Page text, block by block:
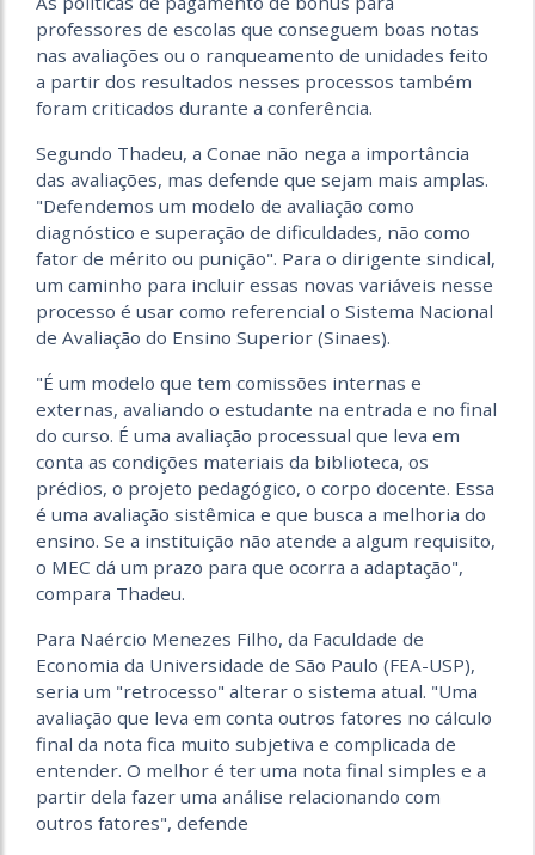
professores de escolas que conseguem boas notas
nas avaliações ou o ranqueamento de unidades feito
a partir dos resultados nesses processos também
foram criticados durante a conferência.
Segundo Thadeu, a Conae não nega a importância
das avaliações, mas defende que sejam mais amplas.
"Defendemos um modelo de avaliação como
diagnóstico e superação de dificuldades, não como
fator de mérito ou punição". Para o dirigente sindical,
um caminho para incluir essas novas variáveis nesse
processo é usar como referencial o Sistema Nacional
de Avaliação do Ensino Superior (Sinaes).
"É um modelo que tem comissões internas e
externas, avaliando o estudante na entrada e no final
do curso. É uma avaliação processual que leva em
conta as condições materiais da biblioteca, os
prédios, o projeto pedagógico, o corpo docente. Essa
é uma avaliação sistêmica e que busca a melhoria do
ensino. Se a instituição não atende a algum requisito,
o MEC dá um prazo para que ocorra a adaptação",
compara Thadeu.
Para Naércio Menezes Filho, da Faculdade de
Economia da Universidade de São Paulo (FEA-USP),
seria um "retrocesso" alterar o sistema atual. "Uma
avaliação que leva em conta outros fatores no cálculo
final da nota fica muito subjetiva e complicada de
entender. O melhor é ter uma nota final simples e a
partir dela fazer uma análise relacionando com
outros fatores", defende